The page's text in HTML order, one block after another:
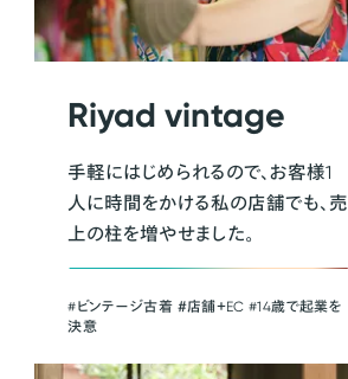
Riyad vintage
手軽にはじめられるので、お客様1
人に時間をかける私の店舗でも、売
上の柱を増やせました。
#ビンテージ古着 ＃店舗＋EC #14歳で起業を
決意